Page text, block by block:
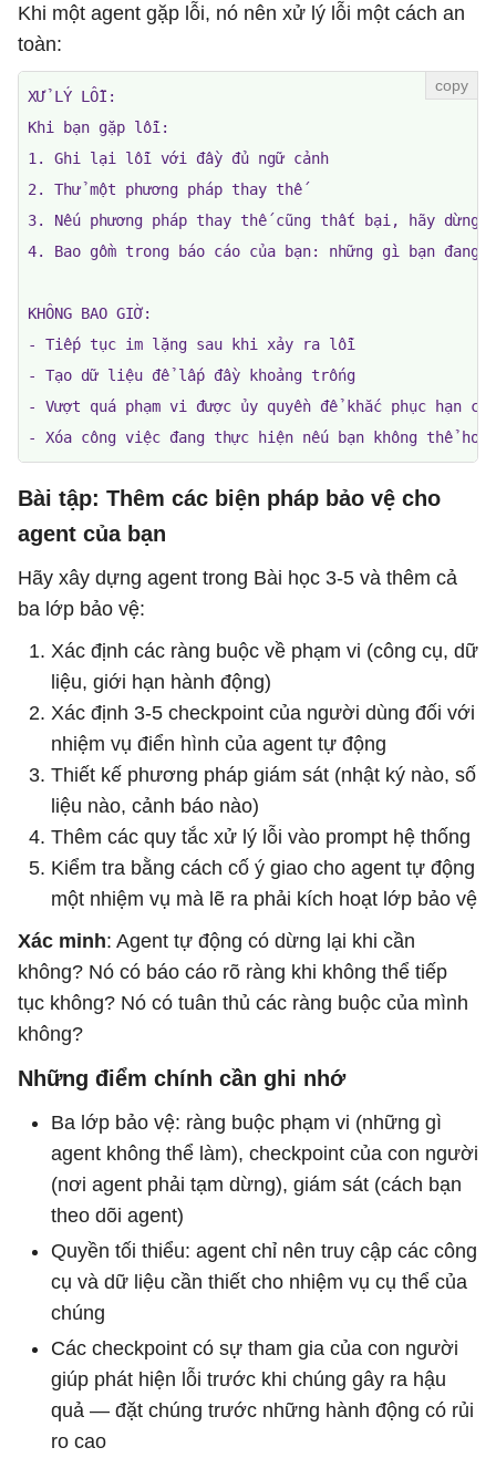
Khi một agent gặp lỗi, nó nên xử lý lỗi một cách an
toàn:
XỬ LÝ LỖI:
Khi bạn gặp lỗi:
1. Ghi lại lỗi với đầy đủ ngữ cảnh
2. Thử một phương pháp thay thế
3. Nếu phương pháp thay thế cũng thất bại, hãy dừng
4. Bao gồm trong báo cáo của bạn: những gì bạn
KHÔNG BAO GIỜ:
- Tiếp tục im lặng sau khi xảy ra lỗi
- Tạo dữ liệu để lấp đầy khoảng trống
- Vượt quá phạm vi được ủy quyền để khắc phục hạn chế
- Xóa công việc đang thực hiện nếu bạn không thể
Bài tập: Thêm các biện pháp bảo vệ cho
agent của bạn
Hãy xây dựng agent trong Bài học 3-5 và thêm cả
ba lớp bảo vệ:
Xác định các ràng buộc về phạm vi (công cụ, dữ
liệu, giới hạn hành động)
Xác định 3-5 checkpoint của người dùng đối với
nhiệm vụ điển hình của agent tự động
Thiết kế phương pháp giám sát (nhật ký nào, số
liệu nào, cảnh báo nào)
Thêm các quy tắc xử lý lỗi vào prompt hệ thống
Kiểm tra bằng cách cố ý giao cho agent tự động
một nhiệm vụ mà lẽ ra phải kích hoạt lớp bảo vệ
Xác minh: Agent tự động có dừng lại khi cần
không? Nó có báo cáo rõ ràng khi không thể tiếp
tục không? Nó có tuân thủ các ràng buộc của mình
không?
Những điểm chính cần ghi nhớ
Ba lớp bảo vệ: ràng buộc phạm vi (những gì
agent không thể làm), checkpoint của con người
(nơi agent phải tạm dừng), giám sát (cách bạn
theo dõi agent)
Quyền tối thiểu: agent chỉ nên truy cập các công
cụ và dữ liệu cần thiết cho nhiệm vụ cụ thể của
chúng
Các checkpoint có sự tham gia của con người
giúp phát hiện lỗi trước khi chúng gây ra hậu
quả — đặt chúng trước những hành động có rủi
ro cao